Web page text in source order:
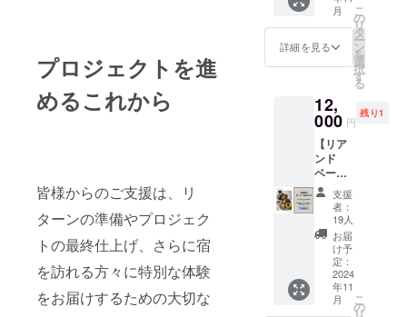
プロジェクトを進
めるこれから
皆様からのご支援は、リ
ターンの準備やプロジェク
トの最終仕上げ、さらに宿
を訪れる方々に特別な体験
をお届けするための大切な
でも伝えた
いです。
このプロ
は、多くの
方々の支え
が不可欠で
どうか皆様
のご支援を
賜り、私た
ちの夢を一
緒に形にし
ていただけ
れば幸いで
ドベー
グルの
おすす
めベー
グル8個
ト
(1ヶ月
に1
回)×6ヶ
月分
りん
ご、
芋、に
んじ
ん、玄
米を
使った
自家製
酵母の
ボタニ
に即完
売で
中々購
入出来
いたの
で、ご
用意で
きる数
量は少
ないで
すがリ
ターン
とさせ
て頂き
ます。
【内
容】 ①
リアン
ドベー
国どこ
へでも
お届
なの
で、焼
きたて
の風味
をその
まま楽
しめま
す。
【内
容】 ①
リアン
ドベー
グルの
季節の
おすす
宿泊プ
ラ
ン！！
(朝食付
き)【プ
プン期
間優先
予約】
平日限
定の2名
様向け
プラン
です。
カップ
ルや夫
婦、友
達、親
子で
ゆっく
りと田
月
詳細を見る
こ
の
リ
タ
ー
ン
を
選
択
す
る
12,
000 円
残り1
【リア
ンド
ベーグ
ル4個
セット&
さんわ
堂の
ドー
ナッツ4
個セッ
ト（冷
凍発
支援
者：
19人
お届
け予
定：
2024
年11
月
こ
の